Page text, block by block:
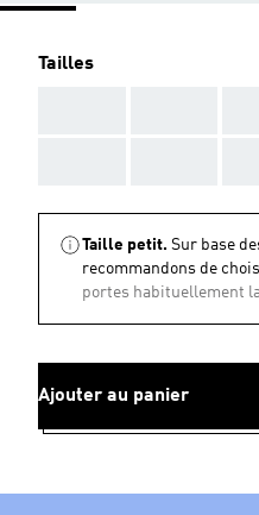
Tailles
Taille petit. Sur base
recommandons de
portes habituellement
Ajouter au panier